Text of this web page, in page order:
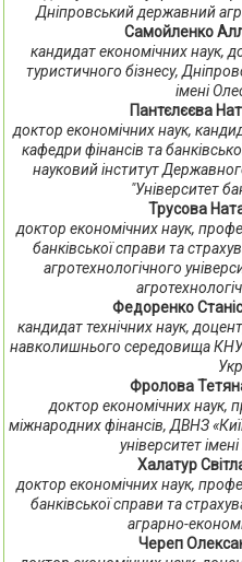
Дніпровський державний
Самойленко
кандидат економічних наук,
туристичного бізнесу,
імені
Пантєлєєва
доктор економічних наук,
кафедри фінансів та
науковий інститут
"Університет
Трусова
доктор економічних наук,
банківської справи та
агротехнологічного
Федоренко
кандидат технічних наук,
навколишнього середовища
Фролова
доктор економічних наук,
міжнародних фінансів, ДВНЗ
університет
Халатур
доктор економічних наук,
банківської справи та
аграрно-
Череп